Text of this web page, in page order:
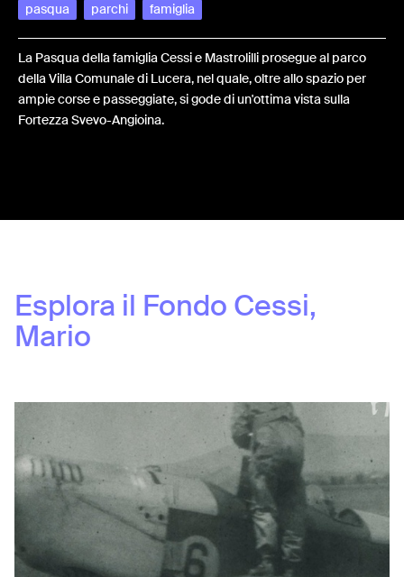
pasqua
parchi famiglia
La Pasqua della famiglia Cessi e Mastrolilli prosegue al parco
della Villa Comunale di Lucera, nel quale, oltre allo spazio per
ampie corse e passeggiate, si gode di un'ottima vista sulla
Fortezza Svevo-Angioina.
Esplora il Fondo Cessi,
Mario